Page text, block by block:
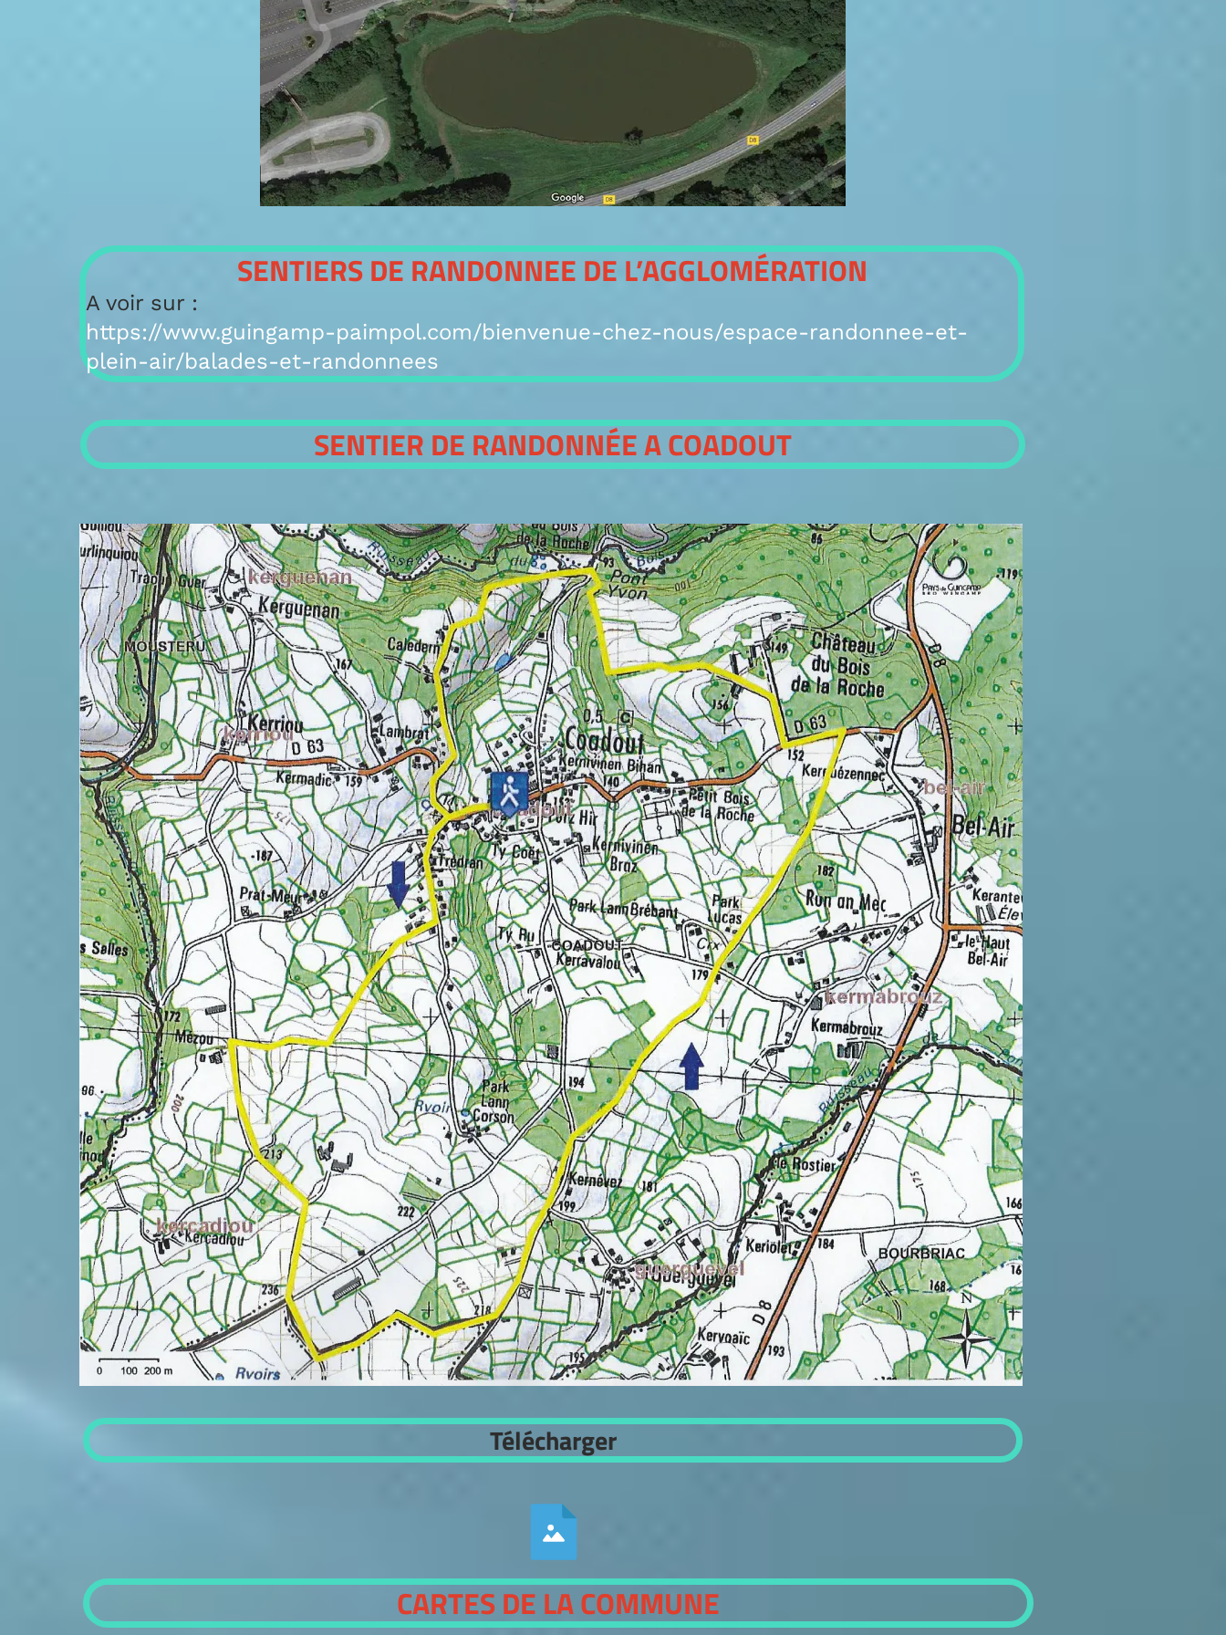
SENTIERS DE RANDONNEE DE L’AGGLOMÉRATION
A voir sur :
https://www.guingamp-paimpol.com/bienvenue-chez-nous/espace-randonnee-et-
plein-air/balades-et-randonnees
SENTIER DE RANDONNÉE A COADOUT
Télécharger
CARTES DE LA COMMUNE